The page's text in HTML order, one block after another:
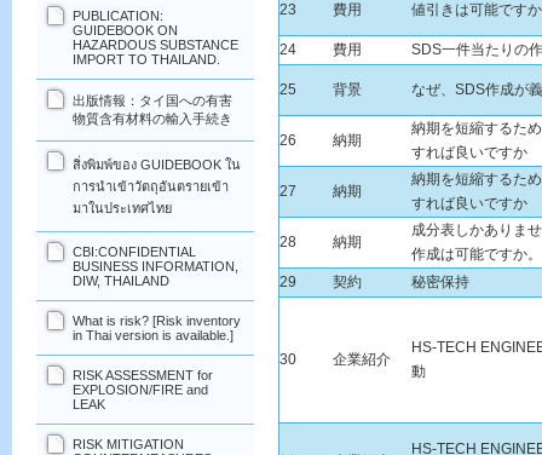
23 費用 値引きは可能ですか
24 費用 SDS一件当たりの
25 背景 なぜ、SDS作成が
26 納期
納期を短縮するた
すれば良いですか
27 納期
納期を短縮するた
すれば良いですか
28 納期
成分表しかありま
作成は可能ですか。
29
契約 秘密保持
30 企業紹介
HS-TECH
動
HS-TECH
PUBLICATION:
GUIDEBOOK ON
HAZARDOUS SUBSTANCE
IMPORT TO THAILAND.
出版情報：タイ国への有害
物質含有材料の輸入手続き
สิ่งพิมพ์ของ GUIDEBOOK ใน
การนำเข้าวัตถุอันตรายเข้า
มาในประเทศไทย
CBI:CONFIDENTIAL
BUSINESS INFORMATION,
DIW, THAILAND
What is risk? [Risk inventory
in Thai version is available.]
RISK ASSESSMENT for
EXPLOSION/FIRE and
LEAK
RISK MITIGATION